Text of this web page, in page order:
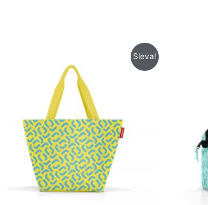
Sleva!
459 Kč.
cena
je:
329 Kč.